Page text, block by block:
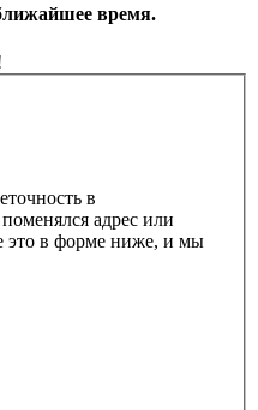
время.
в
адрес или
это в форме ниже, и мы